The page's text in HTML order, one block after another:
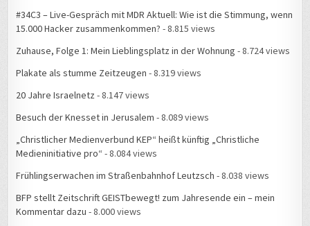
#34C3 – Live-Gespräch mit MDR Aktuell: Wie ist die Stimmung, wenn
15.000 Hacker zusammenkommen? - 8.815 views
Zuhause, Folge 1: Mein Lieblingsplatz in der Wohnung - 8.724 views
Plakate als stumme Zeitzeugen - 8.319 views
20 Jahre Israelnetz - 8.147 views
Besuch der Knesset in Jerusalem - 8.089 views
„Christlicher Medienverbund KEP“ heißt künftig „Christliche
Medieninitiative pro“ - 8.084 views
Frühlingserwachen im Straßenbahnhof Leutzsch - 8.038 views
BFP stellt Zeitschrift GEISTbewegt! zum Jahresende ein – mein
Kommentar dazu - 8.000 views